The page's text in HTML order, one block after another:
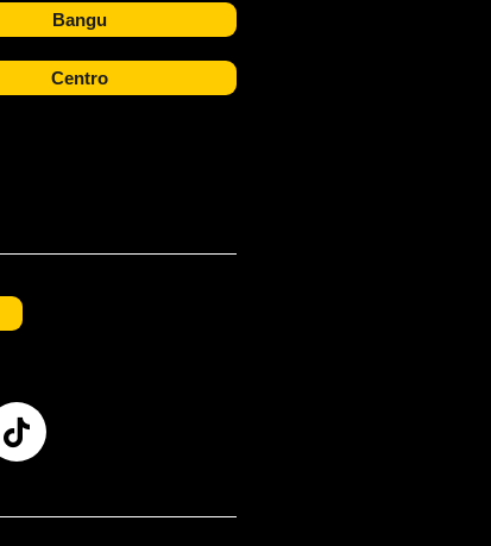
Bangu
Centro